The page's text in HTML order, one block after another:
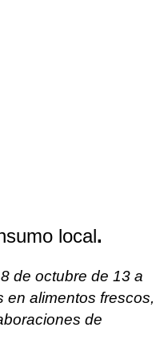
local.
de octubre de 13 a
en alimentos frescos,
de